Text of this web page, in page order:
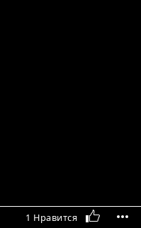
1 Нравится